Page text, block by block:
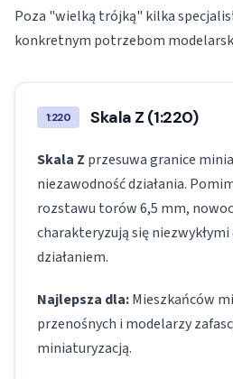
Poza "wielką trójką" kilka
konkretnym potrzebom
1:220 Skala Z (1:220)
Skala Z przesuwa granice
niezawodność działania.
rozstawu torów 6,5 mm,
charakteryzują się
działaniem.
Najlepsza dla:Mieszkańców
przenośnych i modelarzy
miniaturyzacją.